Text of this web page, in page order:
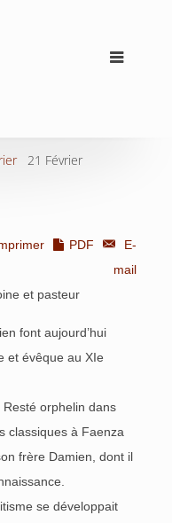
21 Février
PDF
E-
mail
et pasteur
font aujourd’hui
et évêque au XIe
orphelin dans
classiques à Faenza
frère Damien, dont il
se développait